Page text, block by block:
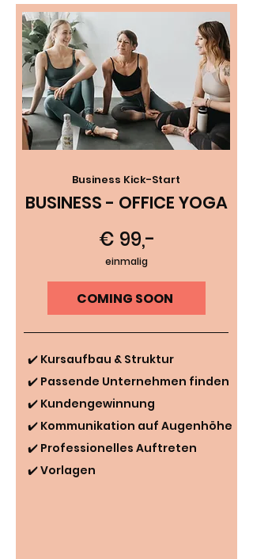
Business Kick-Start
BUSINESS - OFFICE YOGA
€ 99,-
einmalig
COMING SOON
✔️ Kursaufbau & Struktur
✔️ Passende Unternehmen finden
✔️ Kundengewinnung
✔️ Kommunikation auf Augenhöhe
✔️ Professionelles Auftreten
✔️ Vorlagen